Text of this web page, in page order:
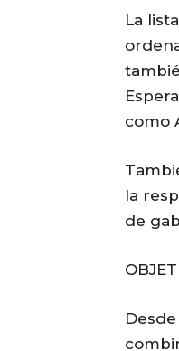
La
como
la
de